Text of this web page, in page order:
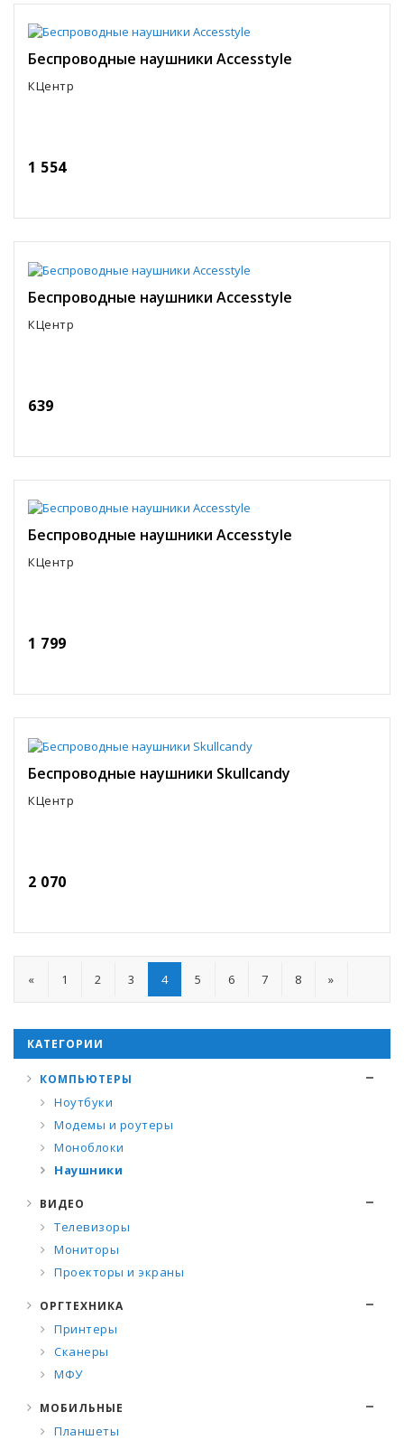
Беспроводные наушники Accesstyle
КЦентр
1 554
Беспроводные наушники Accesstyle
КЦентр
639
Беспроводные наушники Accesstyle
КЦентр
1 799
Беспроводные наушники Skullcandy
КЦентр
2 070
« 1 2 3 4 5 6 7 8 »
КАТЕГОРИИ
КОМПЬЮТЕРЫ
Ноутбуки
Модемы и роутеры
Моноблоки
Наушники
ВИДЕО
Телевизоры
Мониторы
Проекторы и экраны
ОРГТЕХНИКА
Принтеры
Сканеры
МФУ
МОБИЛЬНЫЕ
Планшеты